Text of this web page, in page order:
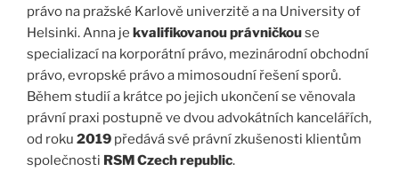
právo na pražské Karlově univerzitě a na University of
Helsinki. Anna je kvalifikovanou právničkouse
specializací na korporátní právo, mezinárodní obchodní
právo, evropské právo a mimosoudní řešení sporů.
Během studií a krátce po jejich ukončení se věnovala
právní praxi postupně ve dvou advokátních kancelářích,
od roku 2019 předává své právní zkušenosti klientům
společnosti RSM Czech republic.